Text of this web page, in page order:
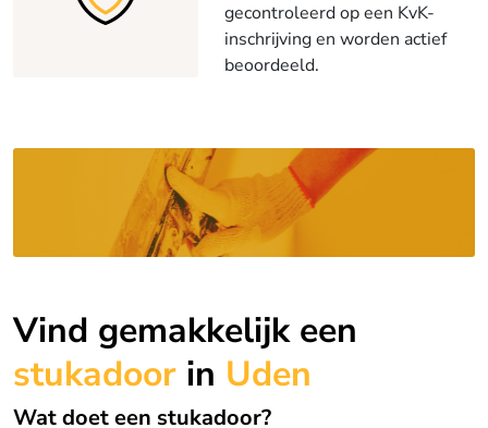
gecontroleerd op een KvK-
inschrijving en worden actief
beoordeeld.
Vind gemakkelijk een
stukadoor in Uden
Wat doet een stukadoor?